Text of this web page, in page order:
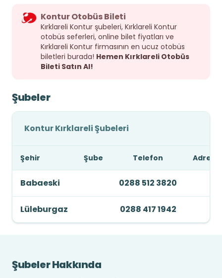
Kontur Otobüs Bileti
Kırklareli Kontur şubeleri, Kırklareli Kontur
otobüs seferleri, online bilet fiyatları ve
Kırklareli Kontur firmasının en ucuz otobüs
biletleri burada! Hemen Kırklareli Otobüs
Bileti Satın Al!
Şubeler
Kontur Kırklareli Şubeleri
Şehir Şube Telefon Adres
Babaeski 0288 512 3820
Lüleburgaz 0288 417 1942
Şubeler Hakkında